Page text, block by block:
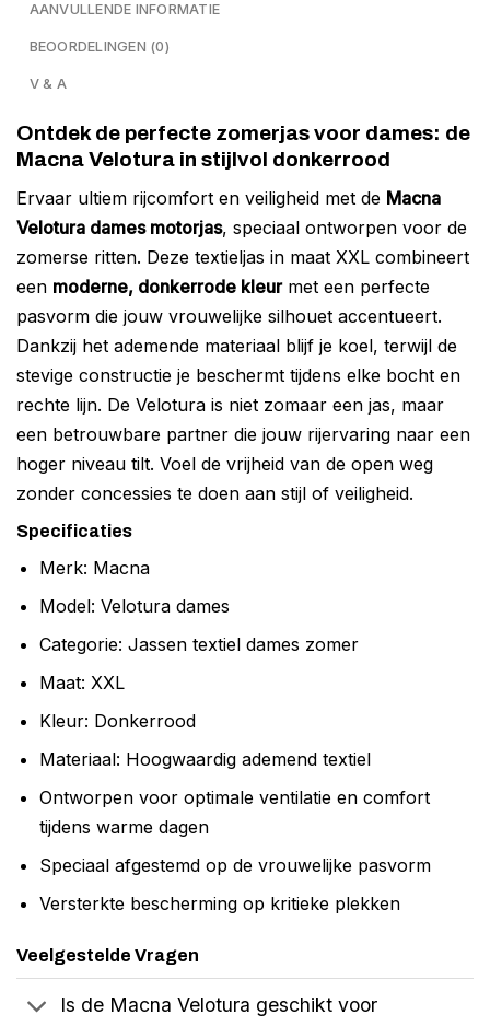
AANVULLENDE INFORMATIE
BEOORDELINGEN (0)
V & A
Ontdek de perfecte zomerjas voor dames: de
Macna Velotura in stijlvol donkerrood
Ervaar ultiem rijcomfort en veiligheid met de Macna
Velotura dames motorjas, speciaal ontworpen voor de
zomerse ritten. Deze textieljas in maat XXL combineert
een moderne, donkerrode kleurmet een perfecte
pasvorm die jouw vrouwelijke silhouet accentueert.
Dankzij het ademende materiaal blijf je koel, terwijl de
stevige constructie je beschermt tijdens elke bocht en
rechte lijn. De Velotura is niet zomaar een jas, maar
een betrouwbare partner die jouw rijervaring naar een
hoger niveau tilt. Voel de vrijheid van de open weg
zonder concessies te doen aan stijl of veiligheid.
Specificaties
Merk: Macna
Model: Velotura dames
Categorie: Jassen textiel dames zomer
Maat: XXL
Kleur: Donkerrood
Materiaal: Hoogwaardig ademend textiel
Ontworpen voor optimale ventilatie en comfort
tijdens warme dagen
Speciaal afgestemd op de vrouwelijke pasvorm
Versterkte bescherming op kritieke plekken
Veelgestelde Vragen
Is de Macna Velotura geschikt voor